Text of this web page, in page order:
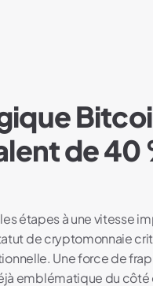
de 40
étapes à une vitesse
de cryptomonnaie
Une force de
emblématique du côté